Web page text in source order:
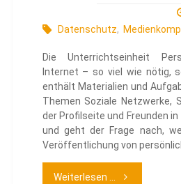
Datenschutz,
Die Unterrichtseinheit
Internet – so viel wie nötig,
enthält Materialien und
Themen Soziale Netzwerke,
der Profilseite und Freunden
und geht der Frage nach,
Veröffentlichung von
Weiterlesen ...